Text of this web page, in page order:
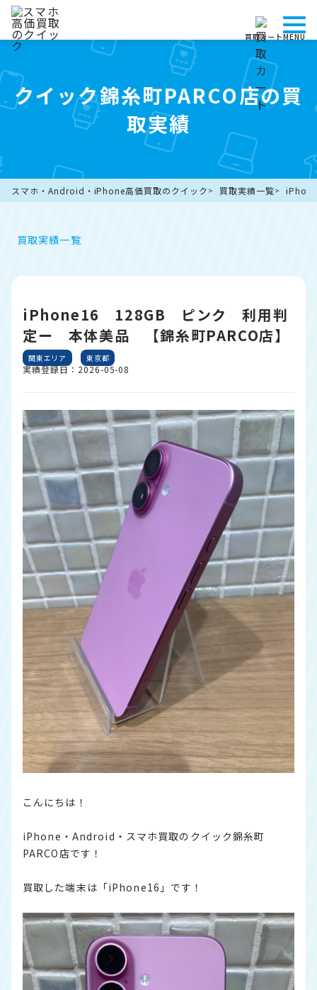
買取カートMENU
クイック錦糸町PARCO店の買
取実績
スマホ・Android・iPhone高価買取のクイック 買取実績一覧
買取実績一覧
iPhone16 128GB ピンク 利用判
定ー 本体美品 【錦糸町PARCO店】
関東エリア 東京都
実績登録日：2026-05-08
こんにちは！
iPhone・Android・スマホ買取のクイック錦糸町
PARCO店です！
買取した端末は「iPhone16」です！